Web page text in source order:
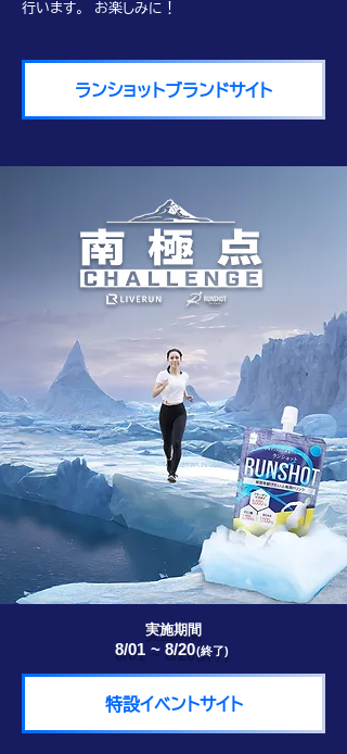
行います。 お楽しみに！
ランショットブランドサイト
実施期間
8/01 ~ 8/20(終了)
特設イベントサイト